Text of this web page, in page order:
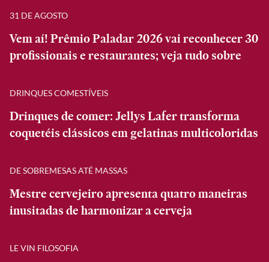
31 DE AGOSTO
Vem aí! Prêmio Paladar 2026 vai reconhecer 30
profissionais e restaurantes; veja tudo sobre
DRINQUES COMESTÍVEIS
Drinques de comer: Jellys Lafer transforma
coquetéis clássicos em gelatinas multicoloridas
DE SOBREMESAS ATÉ MASSAS
Mestre cervejeiro apresenta quatro maneiras
inusitadas de harmonizar a cerveja
LE VIN FILOSOFIA